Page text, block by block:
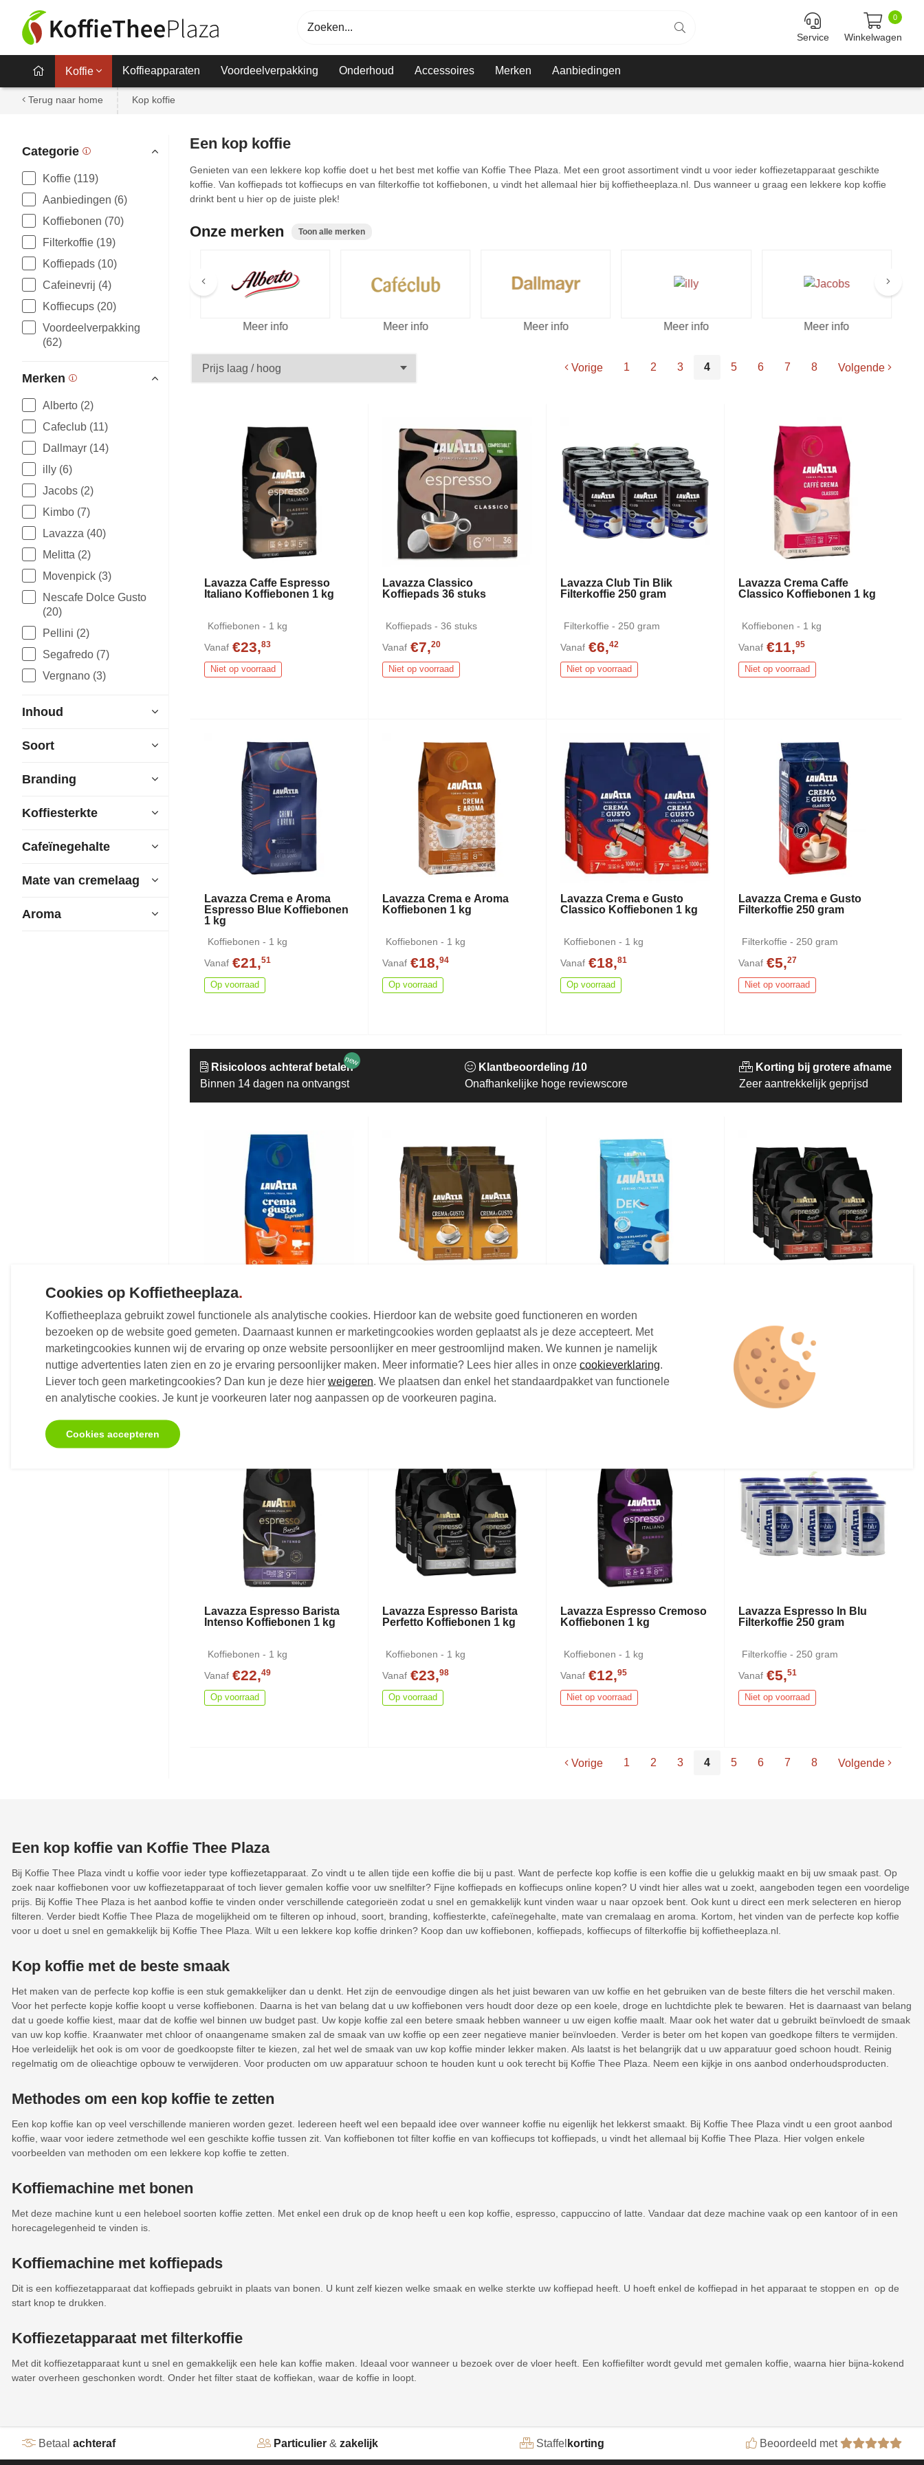
Zoeken...
Winkelwagen
0
Service
Koffie Koffieapparaten Voordeelverpakking Onderhoud Accessoires Merken Aanbiedingen
Terug naar home Kop koffie
Categorie
Koffie (119)
Aanbiedingen (6)
Koffiebonen (70)
Filterkoffie (19)
Koffiepads (10)
Cafeinevrij (4)
Koffiecups (20)
Voordeelverpakking
(62)
Merken
Alberto (2)
Cafeclub (11)
Dallmayr (14)
illy (6)
Jacobs (2)
Kimbo (7)
Lavazza (40)
Melitta (2)
Movenpick (3)
Nescafe Dolce Gusto
(20)
Pellini (2)
Segafredo (7)
Vergnano (3)
Inhoud
Soort
Branding
Koffiesterkte
Cafeïnegehalte
Mate van cremelaag
Aroma
Een kop koffie
Genieten van een lekkere kop koffie doet u het best met koffie van Koffie Thee Plaza. Met een groot assortiment vindt u voor ieder koffiezetapparaat geschikte
koffie. Van koffiepads tot koffiecups en van filterkoffie tot koffiebonen, u vindt het allemaal hier bij koffietheeplaza.nl. Dus wanneer u graag een lekkere kop koffie
drinkt bent u hier op de juiste plek!
Onze merken Toon alle merken
Meer merken
Meer info Meer info Meer info Meer info Meer info
Vorige 1 2 3 4 5 6 7 8 Volgende
Lavazza Caffe Espresso
Italiano Koffiebonen 1 kg
Koffiebonen - 1 kg
Vanaf €23,83
Niet op voorraad
Lavazza Classico
Koffiepads 36 stuks
Koffiepads - 36 stuks
Vanaf €7,20
Niet op voorraad
Lavazza Club Tin Blik
Filterkoffie 250 gram
Filterkoffie - 250 gram
Vanaf €6,42
Niet op voorraad
Lavazza Crema Caffe
Classico Koffiebonen 1 kg
Koffiebonen - 1 kg
Vanaf €11,95
Niet op voorraad
Lavazza Crema e Aroma
Espresso Blue Koffiebonen
1 kg
Koffiebonen - 1 kg
Vanaf €21,51
Op voorraad
Lavazza Crema e Aroma
Koffiebonen 1 kg
Koffiebonen - 1 kg
Vanaf €18,94
Op voorraad
Lavazza Crema e Gusto
Classico Koffiebonen 1 kg
Koffiebonen - 1 kg
Vanaf €18,81
Op voorraad
Lavazza Crema e Gusto
Filterkoffie 250 gram
Filterkoffie - 250 gram
Vanaf €5,27
Niet op voorraad
Risicoloos achteraf betalen
Binnen 14 dagen na ontvangst
new
Klantbeoordeling /10
Onafhankelijke hoge reviewscore
Korting bij grotere afname
Zeer aantrekkelijk geprijsd
Lavazza Crema e Gusto
Koffiebonen - 1 kg
Vanaf
€18,
Op voorraad
Koffiebonen 1 kg
Koffiebonen - 1 kg
Vanaf
€11,50
Niet op voorraad
Cafeinevrij - 250 gram
€5,
Op voorraad
Koffiebonen - 1 kg
Vanaf
€19, 94
Op voorraad
Lavazza Espresso Barista
Intenso Koffiebonen 1 kg
Koffiebonen - 1 kg
Vanaf €22,49
Op voorraad
Lavazza Espresso Barista
Perfetto Koffiebonen 1 kg
Koffiebonen - 1 kg
Vanaf €23,98
Op voorraad
Lavazza Espresso Cremoso
Koffiebonen 1 kg
Koffiebonen - 1 kg
Vanaf €12,95
Niet op voorraad
Lavazza Espresso In Blu
Filterkoffie 250 gram
Filterkoffie - 250 gram
Vanaf €5,51
Niet op voorraad
Vorige 1 2 3 4 5 6 7 8 Volgende
Een kop koffie van Koffie Thee Plaza
Bij Koffie Thee Plaza vindt u koffie voor ieder type koffiezetapparaat. Zo vindt u te allen tijde een koffie die bij u past. Want de perfecte kop koffie is een koffie die u gelukkig maakt en bij uw smaak past. Op
zoek naar koffiebonen voor uw koffiezetapparaat of toch liever gemalen koffie voor uw snelfilter? Fijne koffiepads en koffiecups online kopen? U vindt hier alles wat u zoekt, aangeboden tegen een voordelige
prijs. Bij Koffie Thee Plaza is het aanbod koffie te vinden onder verschillende categorieën zodat u snel en gemakkelijk kunt vinden waar u naar opzoek bent. Ook kunt u direct een merk selecteren en hierop
filteren. Verder biedt Koffie Thee Plaza de mogelijkheid om te filteren op inhoud, soort, branding, koffiesterkte, cafeïnegehalte, mate van cremalaag en aroma. Kortom, het vinden van de perfecte kop koffie
voor u doet u snel en gemakkelijk bij Koffie Thee Plaza. Wilt u een lekkere kop koffie drinken? Koop dan uw koffiebonen, koffiepads, koffiecups of filterkoffie bij koffietheeplaza.nl.
Kop koffie met de beste smaak
Het maken van de perfecte kop koffie is een stuk gemakkelijker dan u denkt. Het zijn de eenvoudige dingen als het juist bewaren van uw koffie en het gebruiken van de beste filters die het verschil maken.
Voor het perfecte kopje koffie koopt u verse koffiebonen. Daarna is het van belang dat u uw koffiebonen vers houdt door deze op een koele, droge en luchtdichte plek te bewaren. Het is daarnaast van belang
dat u goede koffie kiest, maar dat de koffie wel binnen uw budget past. Uw kopje koffie zal een betere smaak hebben wanneer u uw eigen koffie maalt. Maar ook het water dat u gebruikt beïnvloedt de smaak
van uw kop koffie. Kraanwater met chloor of onaangename smaken zal de smaak van uw koffie op een zeer negatieve manier beïnvloeden. Verder is beter om het kopen van goedkope filters te vermijden.
Hoe verleidelijk het ook is om voor de goedkoopste filter te kiezen, zal het wel de smaak van uw kop koffie minder lekker maken. Als laatst is het belangrijk dat u uw apparatuur goed schoon houdt. Reinig
regelmatig om de olieachtige opbouw te verwijderen. Voor producten om uw apparatuur schoon te houden kunt u ook terecht bij Koffie Thee Plaza. Neem een kijkje in ons aanbod onderhoudsproducten.
Methodes om een kop koffie te zetten
Een kop koffie kan op veel verschillende manieren worden gezet. Iedereen heeft wel een bepaald idee over wanneer koffie nu eigenlijk het lekkerst smaakt. Bij Koffie Thee Plaza vindt u een groot aanbod
koffie, waar voor iedere zetmethode wel een geschikte koffie tussen zit. Van koffiebonen tot filter koffie en van koffiecups tot koffiepads, u vindt het allemaal bij Koffie Thee Plaza. Hier volgen enkele
voorbeelden van methoden om een lekkere kop koffie te zetten.
Koffiemachine met bonen
Met deze machine kunt u een heleboel soorten koffie zetten. Met enkel een druk op de knop heeft u een kop koffie, espresso, cappuccino of latte. Vandaar dat deze machine vaak op een kantoor of in een
horecagelegenheid te vinden is.
Koffiemachine met koffiepads
Dit is een koffiezetapparaat dat koffiepads gebruikt in plaats van bonen. U kunt zelf kiezen welke smaak en welke sterkte uw koffiepad heeft. U hoeft enkel de koffiepad in het apparaat te stoppen en op de
start knop te drukken.
Koffiezetapparaat met filterkoffie
Met dit koffiezetapparaat kunt u snel en gemakkelijk een hele kan koffie maken. Ideaal voor wanneer u bezoek over de vloer heeft. Een koffiefilter wordt gevuld met gemalen koffie, waarna hier bijna-kokend
water overheen geschonken wordt. Onder het filter staat de koffiekan, waar de koffie in loopt.
Betaal achteraf Particulier & zakelijk Staffel korting Beoordeeld met
Cookies op Koffietheeplaza.
Koffietheeplaza gebruikt zowel functionele als analytische cookies. Hierdoor kan de website goed functioneren en worden
bezoeken op de website goed gemeten. Daarnaast kunnen er marketingcookies worden geplaatst als je deze accepteert. Met
marketingcookies kunnen wij de ervaring op onze website persoonlijker en meer gestroomlijnd maken. We kunnen je namelijk
nuttige advertenties laten zien en zo je ervaring persoonlijker maken. Meer informatie? Lees hier alles in onze cookieverklaring.
Liever toch geen marketingcookies? Dan kun je deze hier weigeren. We plaatsen dan enkel het standaardpakket van functionele
en analytische cookies. Je kunt je voorkeuren later nog aanpassen op de voorkeuren pagina.
Cookies accepteren